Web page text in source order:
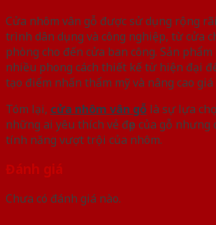
Cửa nhôm vân gỗ được sử dụng rộng
trình dân dụng và công nghiệp, từ cửa
phòng cho đến cửa ban công. Sản
nhiều phong cách thiết kế từ hiện đại
tạo điểm nhấn thẩm mỹ và nâng cao
Tóm lại, cửa nhôm vân gỗ là sự lựa
những ai yêu thích vẻ đẹp của gỗ nhưng
tính năng vượt trội của nhôm.
Đánh giá
Chưa có đánh giá nào.